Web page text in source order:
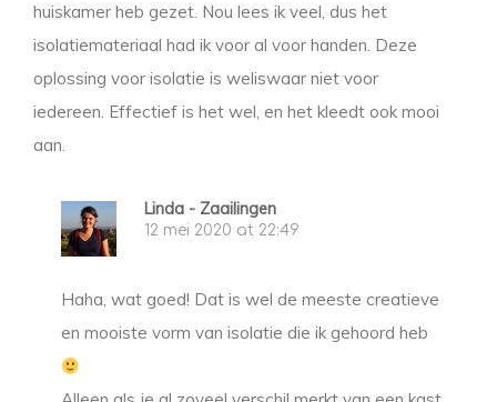
huiskamer heb gezet. Nou lees ik veel, dus het
isolatiemateriaal had ik voor al voor handen. Deze
oplossing voor isolatie is weliswaar niet voor
iedereen. Effectief is het wel, en het kleedt ook mooi
aan.
Linda - Zaailingen
12 mei 2020 at 22:49
Haha, wat goed! Dat is wel de meeste creatieve
en mooiste vorm van isolatie die ik gehoord heb